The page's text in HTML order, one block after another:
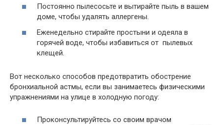
Постоянно пылесосьте и вытирайте пыль в вашем
доме, чтобы удалять аллергены.
Еженедельно стирайте простыни и одеяла в
горячей воде, чтобы избавиться от пылевых
клещей.
Вот несколько способов предотвратить обострение
бронхиальной астмы, если вы занимаетесь физическими
упражнениями на улице в холодную погоду:
Проконсультируйтесь со своим врачом